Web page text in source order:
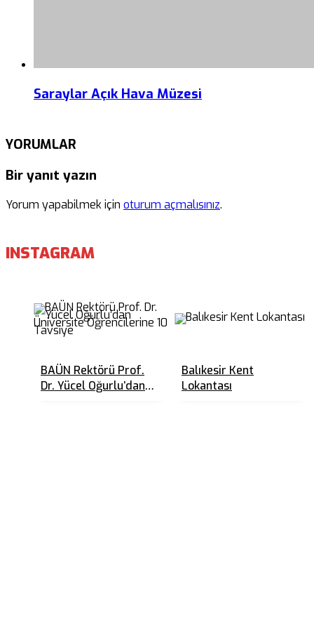
Saraylar Açık Hava Müzesi
YORUMLAR
Bir yanıt yazın
Yorum yapabilmek için oturum açmalısınız.
INSTAGRAM
BAÜN Rektörü Prof.
Dr. Yücel Oğurlu’dan
Balıkesir Kent
Lokantası